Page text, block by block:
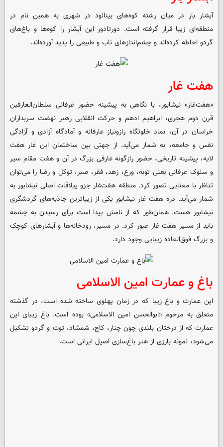
آبشار بار در میان رشته کوه‌های بینالود در شهری به همین نام در
منطقه‌ای زیبا قرار گرفته است. دورتادور این آبشار را کوه‌ها و باغ‌های
گردو احاطه کرده‌اند و چشم‌اندازهای ناب و طبیعی را پدید آورده‌اند.
هفت غار
«هفت‌غار» نیشابور، با نگاهی به پیشینه حضور عرفانی سلطان‌العارفین
قرن دوم هجری، ابراهیم ادهم و حرکت انقلابی رهبر نهضت سربداران
خراسان در آن، نماد خلوتگاه رازونیاز عارفانه و آمادگاه آزادی و آزادگی
نفس و جامعه، به شمار می‌آید. از جهتی بین ساختمان این غار هفت
لایه، پیشینه تاریخی، حضور رازگونه عارفی بزرگ در آن و هفت مقام سیر
و سلوک عرفانی یعنی توبه، ورع، زهد، فقر، صبر، توکل و رضا را می‌توان
تناظر با معنایی تصور کرد. منطقه‌ هفت‌غار جزو ییلاقات اصلی نیشابور به
شمار می‌آید. دره هفت غار نیشابور یکی از زیباترین جاذبه‌های گردشگری
نیشابور هست. همان‌طور که از نامش پیدا است برای رسیدن به چشمه
باید از مسیر هفت غار عبور کرد. در مسیر، رودخانه‌ها و آبشارهای کوچک
و بزرگ فوق‌العاده زیبایی وجود دارد.
باغ و عمارت امین الاسلامی
این عمارت و باغ زیبا که در زمان پهلوی ساخته شده است، در گذشته
متعلق به مرحوم «ابوالحسن امین الاسلامی» بوده است. باغ زیبای این
عمارت که از درختان بلندی چون چنار، کاج، شمشاد، توت و گردو تشکیل
می‌شود، نمونه بارزی از هنر باغ‌سازی اصیل ایرانی است.